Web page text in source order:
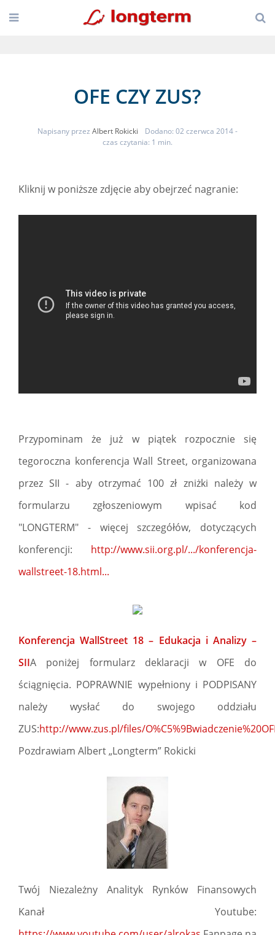
OFE CZY ZUS?
Napisany przez Albert Rokicki Dodano: 02 czerwca 2014-
czas czytania: 1 min.
Kliknij w poniższe zdjęcie aby obejrzeć nagranie:
Przypominam że już w piątek rozpocznie się
tegoroczna konferencja Wall Street, organizowana
przez SII - aby otrzymać 100 zł zniżki należy w
formularzu zgłoszeniowym wpisać kod
"LONGTERM" - więcej szczegółów, dotyczących
konferencji: http://www.sii.org.pl/.../konferencja-
wallstreet-18.html...
Konferencja WallStreet 18 – Edukacja i Analizy –
SIIA poniżej formularz deklaracji w OFE do
ściągnięcia. POPRAWNIE wypełniony i PODPISANY
należy wysłać do swojego oddziału
ZUS:http://www.zus.pl/files/
Pozdrawiam Albert „Longterm” Rokicki
Twój Niezależny Analityk Rynków Finansowych
Kanał Youtube: